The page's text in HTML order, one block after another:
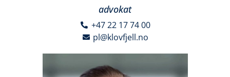
advokat
+47 22 17 74 00
pl@klovfjell.no